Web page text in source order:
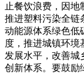
止餐饮浪费，因地
推进塑料污染全链
动能源体系绿色低
度，推进城镇环境
发展水平，改善城
创新体系。要鼓励